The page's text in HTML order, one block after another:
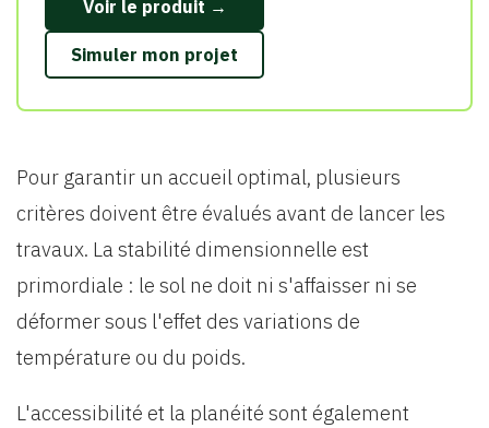
Voir le produit →
Simuler mon projet
Pour garantir un accueil optimal, plusieurs
critères doivent être évalués avant de lancer les
travaux. La stabilité dimensionnelle est
primordiale : le sol ne doit ni s'affaisser ni se
déformer sous l'effet des variations de
température ou du poids.
L'accessibilité et la planéité sont également